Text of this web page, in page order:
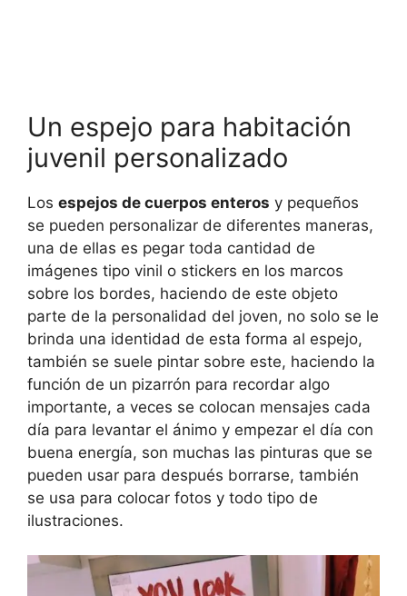
Un espejo para habitación
juvenil personalizado
Los espejos de cuerpos enteros y pequeños
se pueden personalizar de diferentes maneras,
una de ellas es pegar toda cantidad de
imágenes tipo vinil o stickers en los marcos
sobre los bordes, haciendo de este objeto
parte de la personalidad del joven, no solo se le
brinda una identidad de esta forma al espejo,
también se suele pintar sobre este, haciendo la
función de un pizarrón para recordar algo
importante, a veces se colocan mensajes cada
día para levantar el ánimo y empezar el día con
buena energía, son muchas las pinturas que se
pueden usar para después borrarse, también
se usa para colocar fotos y todo tipo de
ilustraciones.